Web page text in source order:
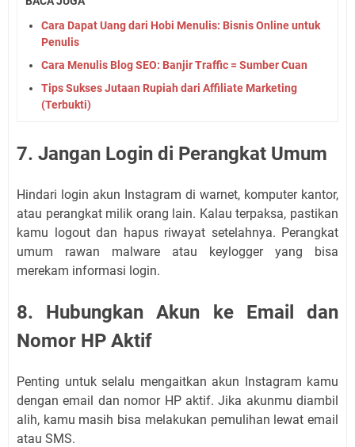
Cara Dapat Uang dari Hobi Menulis: Bisnis Online untuk
Penulis
Cara Menulis Blog SEO: Banjir Traffic = Sumber Cuan
Tips Sukses Jutaan Rupiah dari Affiliate Marketing
(Terbukti)
7. Jangan Login di Perangkat Umum
Hindari login akun Instagram di warnet, komputer kantor,
atau perangkat milik orang lain. Kalau terpaksa, pastikan
kamu logout dan hapus riwayat setelahnya. Perangkat
umum rawan malware atau keylogger yang bisa
merekam informasi login.
8. Hubungkan Akun ke Email dan
Nomor HP Aktif
Penting untuk selalu mengaitkan akun Instagram kamu
dengan email dan nomor HP aktif. Jika akunmu diambil
alih, kamu masih bisa melakukan pemulihan lewat email
atau SMS.